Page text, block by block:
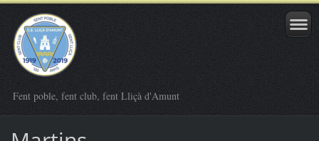
Fent poble, fent club, fent Lliçà d'Amunt